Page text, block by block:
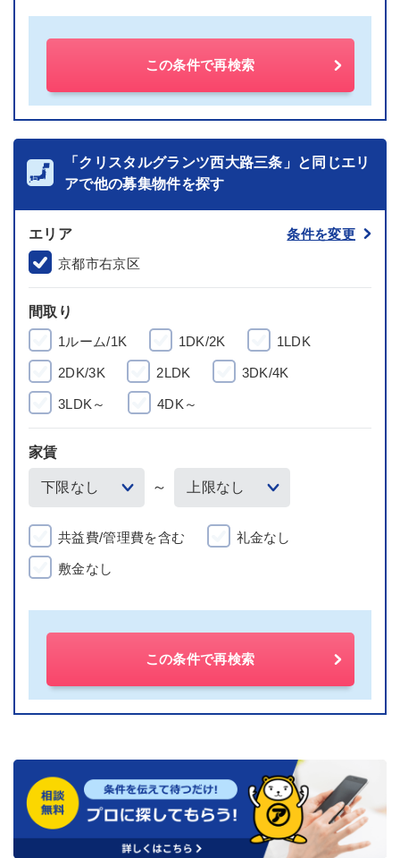
この条件で再検索
「クリスタルグランツ西大路三条」と同じエリ
アで他の募集物件を探す
エリア
条件を変更
京都市右京区
間取り
1ルーム/1K
1DK/2K 1LDK
2DK/3K 2LDK 3DK/4K
3LDK～ 4DK～
家賃
～
共益費/管理費を含む 礼金なし
敷金なし
この条件で再検索